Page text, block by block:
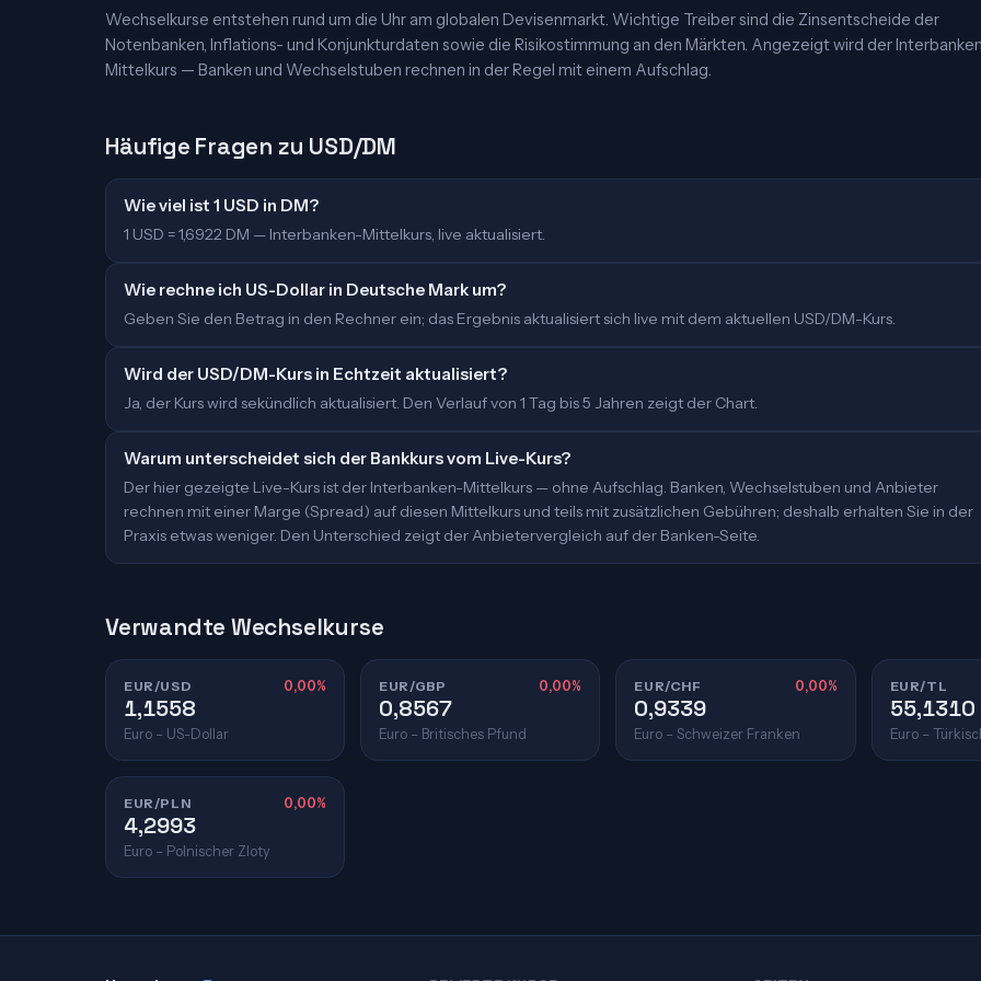
Wechselkurse entstehen rund um die Uhr am globalen Devisenmarkt. Wichtige Treiber sind die Zinsentscheide der
Notenbanken, Inflations- und Konjunkturdaten sowie die Risikostimmung an den Märkten. Angezeigt wird der
Mittelkurs — Banken und Wechselstuben rechnen in der Regel mit einem Aufschlag.
Häufige Fragen zu USD/DM
Wie viel ist 1 USD in DM?
1 USD = 1,6922 DM — Interbanken-Mittelkurs, live aktualisiert.
Wie rechne ich US-Dollar in Deutsche Mark um?
Geben Sie den Betrag in den Rechner ein; das Ergebnis aktualisiert sich live mit dem aktuellen USD/DM-Kurs.
Wird der USD/DM-Kurs in Echtzeit aktualisiert?
Ja, der Kurs wird sekündlich aktualisiert. Den Verlauf von 1 Tag bis 5 Jahren zeigt der Chart.
Warum unterscheidet sich der Bankkurs vom Live-Kurs?
Der hier gezeigte Live-Kurs ist der Interbanken-Mittelkurs — ohne Aufschlag. Banken, Wechselstuben und Anbieter
rechnen mit einer Marge (Spread) auf diesen Mittelkurs und teils mit zusätzlichen Gebühren; deshalb erhalten Sie in der
Praxis etwas weniger. Den Unterschied zeigt der Anbietervergleich auf der Banken-Seite.
Verwandte Wechselkurse
EUR/USD 0,00%
1,1558
Euro – US-Dollar
EUR/GBP 0,00%
0,8567
Euro – Britisches Pfund
EUR/CHF 0,00%
0,9339
Euro – Schweizer Franken
EUR/TL
55,1310
Euro –
EUR/PLN 0,00%
4,2993
Euro – Polnischer Zloty